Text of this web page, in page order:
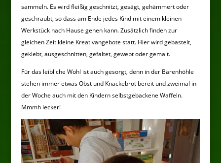
sammeln. Es wird fleißig geschnitzt, gesägt, gehämmert oder
geschraubt, so dass am Ende jedes Kind mit einem kleinen
Werkstück nach Hause gehen kann. Zusätzlich finden zur
gleichen Zeit kleine Kreativangebote statt. Hier wird gebastelt,
geklebt, ausgeschnitten, gefaltet, gewebt oder gemalt.
Für das leibliche Wohl ist auch gesorgt, denn in der Bärenhöhle
stehen immer etwas Obst und Knäckebrot bereit und zweimal in
der Woche auch mit den Kindern selbstgebackene Waffeln.
Mmmh lecker!